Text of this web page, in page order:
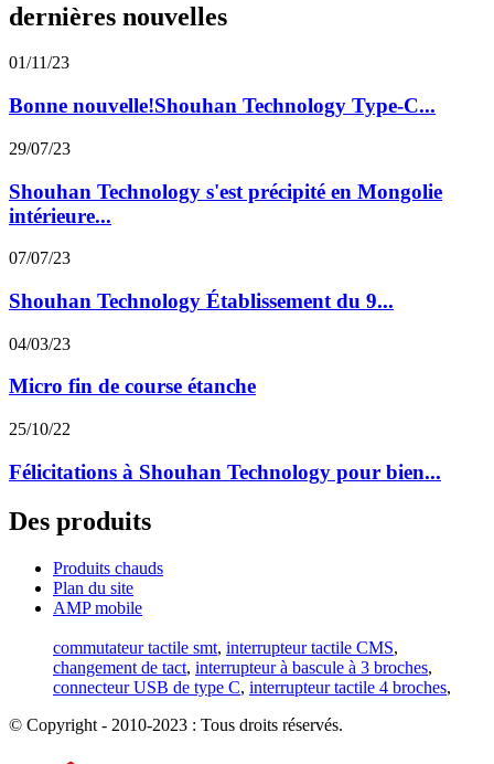
dernières nouvelles
01/11/23
Bonne nouvelle!Shouhan Technology Type-C...
29/07/23
Shouhan Technology s'est précipité en Mongolie
intérieure...
07/07/23
Shouhan Technology Établissement du 9...
04/03/23
Micro fin de course étanche
25/10/22
Félicitations à Shouhan Technology pour bien...
Des produits
Produits chauds
Plan du site
AMP mobile
commutateur tactile smt, interrupteur tactile CMS,
changement de tact, interrupteur à bascule à 3 broches,
connecteur USB de type C, interrupteur tactile 4 broches,
© Copyright - 2010-2023 : Tous droits réservés.